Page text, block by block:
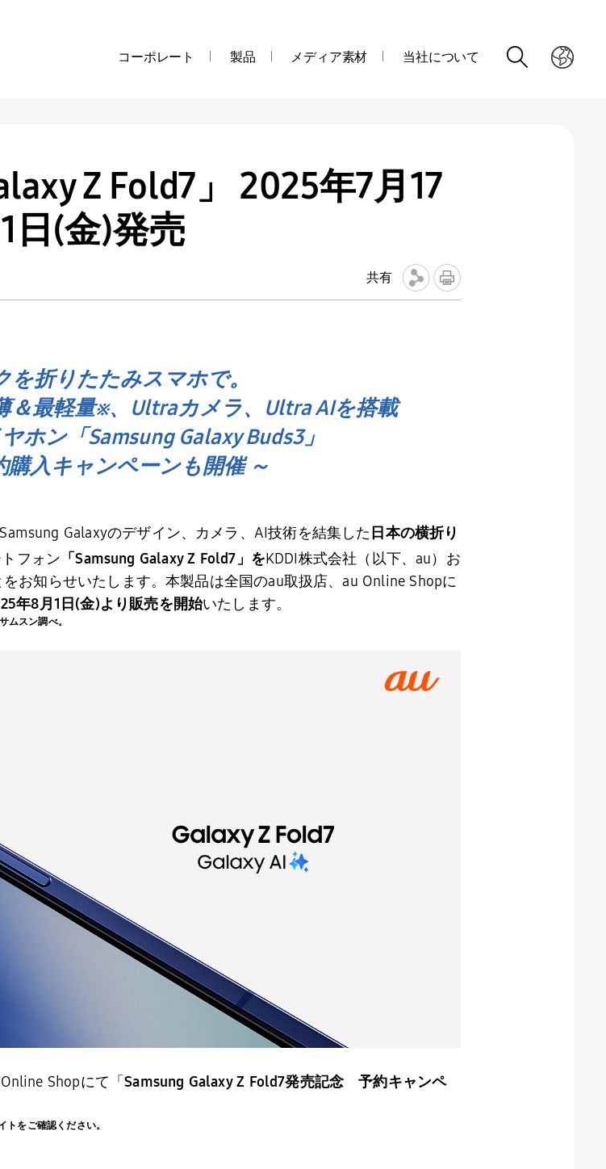
コーポレート 製品 メディア素材 当社について
Z Fold7」 2025年7月17
日(金)発売
共有
を折りたたみスマホで。
＆最軽量※、Ultraカメラ、Ultra AIを搭載
ホン「Samsung Galaxy Buds3」
入キャンペーンも開催 ～
Samsung Galaxyのデザイン、カメラ、 AI技術を結集した 日本の横折り
フォン 「Samsung Galaxy Z Fold7 」をKDDI株式会社（以下、au）お
お知らせいたします。本製品は全国のau取扱店、au Online Shopに
年8月 1 日 (金)より販売を開始いたします。
ムスン調べ。
Shopにて「Samsung Galaxy Z Fold7発売記念 予約キャンペ
をご確認ください。